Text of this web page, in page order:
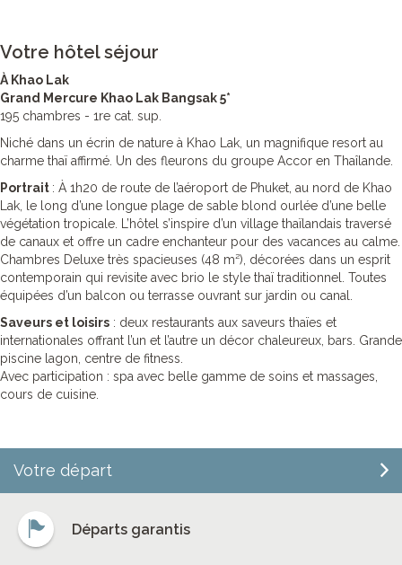
Votre hôtel séjour
À Khao Lak
Grand Mercure Khao Lak Bangsak 5*
195 chambres - 1re cat. sup.
Niché dans un écrin de nature à Khao Lak, un magnifique resort au
charme thaï affirmé. Un des fleurons du groupe Accor en Thaîlande.
Portrait : À 1h20 de route de l’aéroport de Phuket, au nord de Khao
Lak, le long d’une longue plage de sable blond ourlée d’une belle
végétation tropicale. L’hôtel s’inspire d’un village thaïlandais traversé
de canaux et offre un cadre enchanteur pour des vacances au calme.
Chambres Deluxe très spacieuses (48 m²), décorées dans un esprit
contemporain qui revisite avec brio le style thaï traditionnel. Toutes
équipées d’un balcon ou terrasse ouvrant sur jardin ou canal.
Saveurs et loisirs : deux restaurants aux saveurs thaïes et
internationales offrant l’un et l’autre un décor chaleureux, bars. Grande
piscine lagon, centre de fitness.
Avec participation : spa avec belle gamme de soins et massages,
cours de cuisine.
Votre départ
Départs garantis